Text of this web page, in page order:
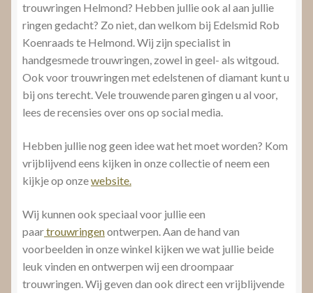
trouwringen Helmond? Hebben jullie ook al aan jullie
ringen gedacht? Zo niet, dan welkom bij Edelsmid Rob
Koenraads te Helmond. Wij zijn specialist in
handgesmede trouwringen, zowel in geel- als witgoud.
Ook voor trouwringen met edelstenen of diamant kunt u
bij ons terecht. Vele trouwende paren gingen u al voor,
lees de recensies over ons op social media.
Hebben jullie nog geen idee wat het moet worden? Kom
vrijblijvend eens kijken in onze collectie of neem een
kijkje op onzewebsite.
Wij kunnen ook speciaal voor jullie een
paartrouwringenontwerpen. Aan de hand van
voorbeelden in onze winkel kijken we wat jullie beide
leuk vinden en ontwerpen wij een droompaar
trouwringen. Wij geven dan ook direct een vrijblijvende